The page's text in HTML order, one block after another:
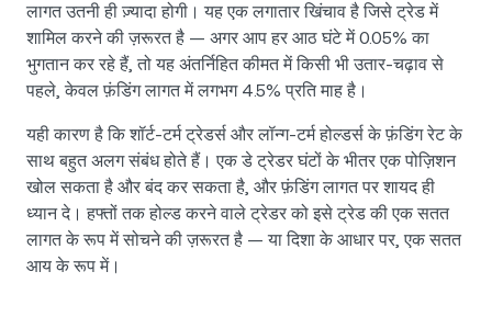
लागत उतनी ही ज़्यादा होगी। यह एक लगातार खिंचाव है जिसे ट्रेड में
शामिल करने की ज़रूरत है — अगर आप हर आठ घंटे में 0.05% का
भुगतान कर रहे हैं, तो यह अंतर्निहित कीमत में किसी भी उतार-चढ़ाव से
पहले, केवल फ़ंडिंग लागत में लगभग 4.5% प्रति माह है।
यही कारण है कि शॉर्ट-टर्म ट्रेडर्स और लॉन्ग-टर्म होल्डर्स के फ़ंडिंग रेट के
साथ बहुत अलग संबंध होते हैं। एक डे ट्रेडर घंटों के भीतर एक पोज़िशन
खोल सकता है और बंद कर सकता है, और फ़ंडिंग लागत पर शायद ही
ध्यान दे। हफ्तों तक होल्ड करने वाले ट्रेडर को इसे ट्रेड की एक सतत
लागत के रूप में सोचने की ज़रूरत है — या दिशा के आधार पर, एक सतत
आय के रूप में।